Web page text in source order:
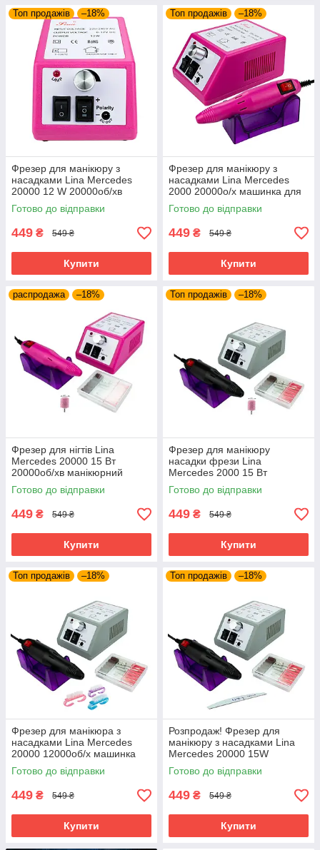
· Фрезер профессиональный. Такой
фрезер также считается, универсальным, но
он обладает большим количеством Ватт от 60
до 100 и скоростью оборотов до 45 000.
Топ продажів –18%
Фрезер для манікюру з
насадками Lina Mercedes
20000 12 W 20000об/хв
машинка для нігтів
шліфування лака Ліна 2000
Готово до відправки
449 ₴ 549 ₴
Купити
Топ продажів –18%
Фрезер для манікюру з
насадками Lina Mercedes
2000 20000о/х машинка для
нігтів гель лаку фрейзер Ліна
гарантія
Готово до відправки
449 ₴ 549 ₴
Купити
распродажа –18%
Фрезер для нігтів Lina
Mercedes 20000 15 Вт
20000об/хв манікюрний
фрейзер Ліна фрейзер для
манікюру
Готово до відправки
449 ₴ 549 ₴
Купити
Топ продажів –18%
Фрезер для манікюру
насадки фрези Lina
Mercedes 2000 15 Вт
20000об/хв потужний
манікюрний фрейзер Ліна
Готово до відправки
449 ₴ 549 ₴
Купити
Топ продажів –18%
Фрезер для манікюра з
насадками Lina Mercedes
20000 12000об/х машинка
для нігтів шліфував лака Ліна
2000 гарантія
Готово до відправки
449 ₴ 549 ₴
Купити
Топ продажів –18%
Розпродаж! Фрезер для
манікюру з насадками Lina
Mercedes 20000 15W
20000об/хв машинка для
нігтів гарантія
Готово до відправки
449 ₴ 549 ₴
Купити